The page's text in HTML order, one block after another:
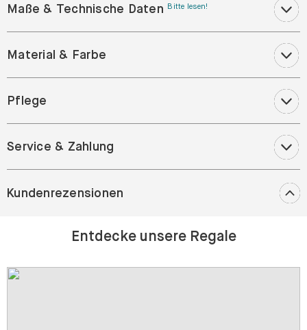
Maße & Technische Daten Bitte lesen!
Material & Farbe
Pflege
Service & Zahlung
Kundenrezensionen
Entdecke unsere Regale